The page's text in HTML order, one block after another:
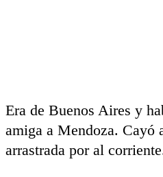
Era de Buenos Aires y
amiga a Mendoza. Cayó
arrastrada por al